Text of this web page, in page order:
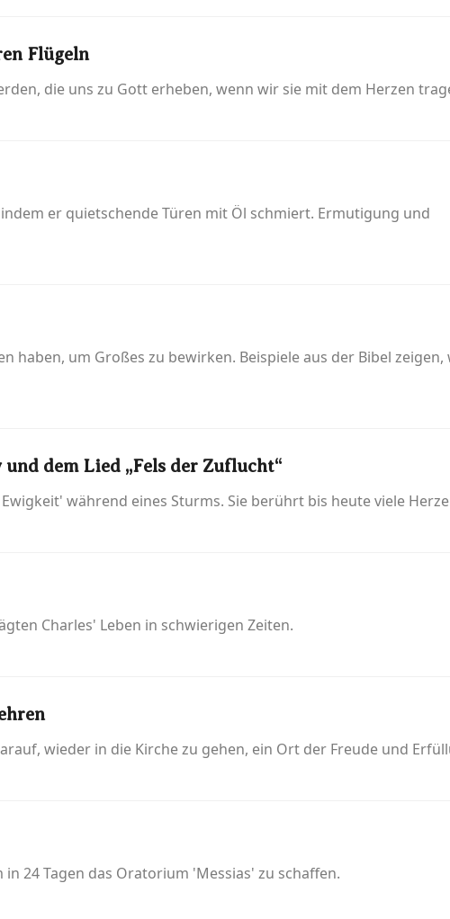
Flügeln
die uns zu Gott erheben, wenn wir sie mit dem Herzen
er quietschende Türen mit Öl schmiert. Ermutigung und
haben, um Großes zu bewirken. Beispiele aus der Bibel zeigen,
dem Lied „Fels der Zuflucht“
während eines Sturms. Sie berührt bis heute viele
Charles' Leben in schwierigen Zeiten.
wieder in die Kirche zu gehen, ein Ort der Freude und
24 Tagen das Oratorium 'Messias' zu schaffen.